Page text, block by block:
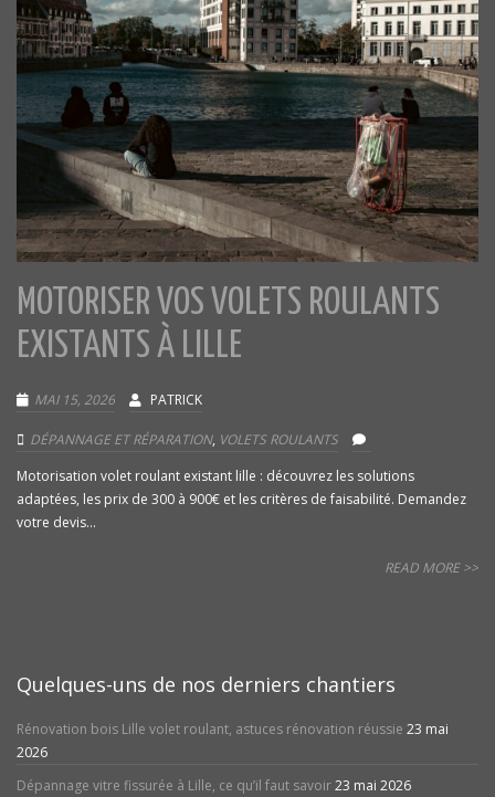
MOTORISER VOS VOLETS ROULANTS
EXISTANTS À LILLE
MAI 15, 2026 PATRICK
DÉPANNAGE ET RÉPARATION, VOLETS ROULANTS
Motorisation volet roulant existant lille : découvrez les solutions
adaptées, les prix de 300 à 900€ et les critères de faisabilité. Demandez
votre devis...
READ MORE >>
Quelques-uns de nos derniers chantiers
Rénovation bois Lille volet roulant, astuces rénovation réussie 23 mai
2026
Dépannage vitre fissurée à Lille, ce qu’il faut savoir23 mai 2026